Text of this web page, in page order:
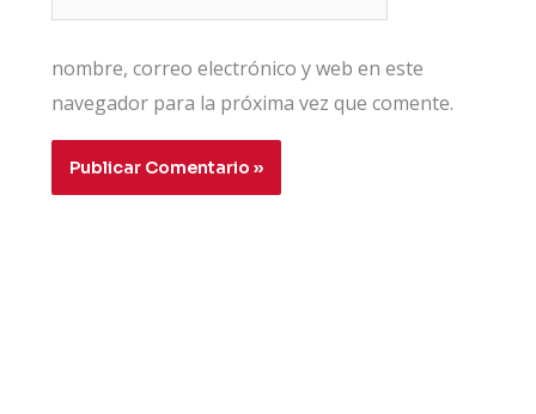
nombre, correo electrónico y web en este
navegador para la próxima vez que comente.